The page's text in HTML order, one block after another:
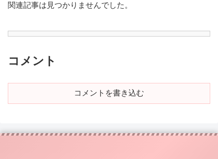
関連記事は見つかりませんでした。
コメント
コメントを書き込む